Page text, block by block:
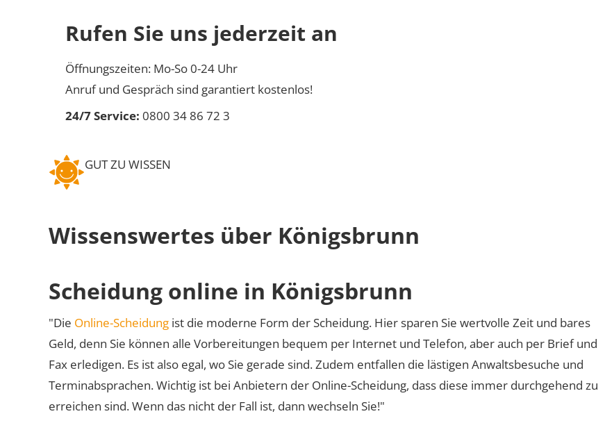
Rufen Sie uns jederzeit an
Öffnungszeiten: Mo-So 0-24 Uhr
Anruf und Gespräch sind garantiert kostenlos!
24/7 Service: 0800 34 86 72 3
GUT ZU WISSEN
Wissenswertes über Königsbrunn
Scheidung online in Königsbrunn
"Die Online-Scheidung ist die moderne Form der Scheidung. Hier sparen Sie wertvolle Zeit und bares
Geld, denn Sie können alle Vorbereitungen bequem per Internet und Telefon, aber auch per Brief und
Fax erledigen. Es ist also egal, wo Sie gerade sind. Zudem entfallen die lästigen Anwaltsbesuche und
Terminabsprachen. Wichtig ist bei Anbietern der Online-Scheidung, dass diese immer durchgehend zu
erreichen sind. Wenn das nicht der Fall ist, dann wechseln Sie!"